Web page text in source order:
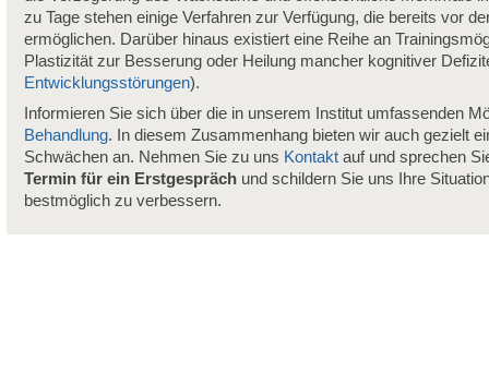
zu Tage stehen einige Verfahren zur Verfügung, die bereits vor
ermöglichen. Darüber hinaus existiert eine Reihe an
Plastizität zur Besserung oder Heilung mancher kognitiver
Entwicklungsstörungen).
Informieren Sie sich über die in unserem Institut umfassenden
Behandlung. In diesem Zusammenhang bieten wir auch gezielt
Schwächen an. Nehmen Sie zu uns Kontaktauf und sprechen
Termin für ein Erstgesprächund schildern Sie uns Ihre
bestmöglich zu verbessern.